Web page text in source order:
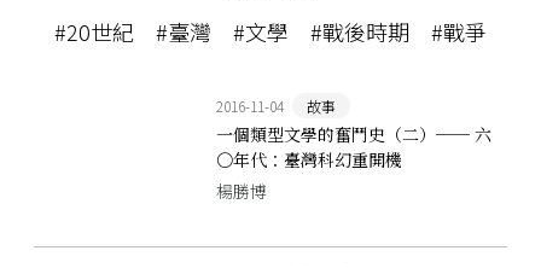
#20世紀 #臺灣 #文學 #戰後時期 #戰爭
2016-11-04 故事
一個類型文學的奮鬥史（二）── 六
〇年代：臺灣科幻重開機
楊勝博